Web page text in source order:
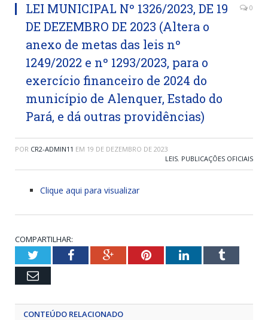
LEI MUNICIPAL Nº 1326/2023, DE 19
DE DEZEMBRO DE 2023 (Altera o
anexo de metas das leis nº
1249/2022 e nº 1293/2023, para o
exercício financeiro de 2024 do
município de Alenquer, Estado do
Pará, e dá outras providências)
0
POR CR2-ADMIN11 EM 19 DE DEZEMBRO DE 2023
LEIS, PUBLICAÇÕES OFICIAIS
Clique aqui para visualizar
COMPARTILHAR:
TwitterFacebookGoogle+PinterestLinkedInTumblr
Email
CONTEÚDO RELACIONADO